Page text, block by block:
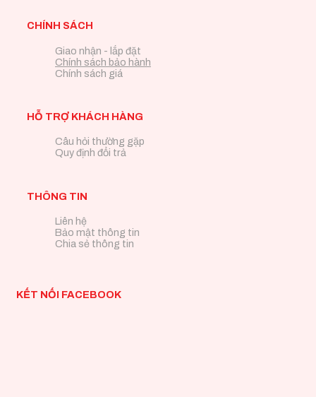
CHÍNH SÁCH
Giao nhận - lắp đặt
Chính sách bảo hành
Chính sách giá
HỖ TRỢ KHÁCH HÀNG
Câu hỏi thường gặp
Quy định đổi trả
THÔNG TIN
Liên hệ
Bảo mật thông tin
Chia sẻ thông tin
KẾT NỐI FACEBOOK